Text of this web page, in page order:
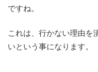
ですね。
これは、行かない理由を
いという事になります。